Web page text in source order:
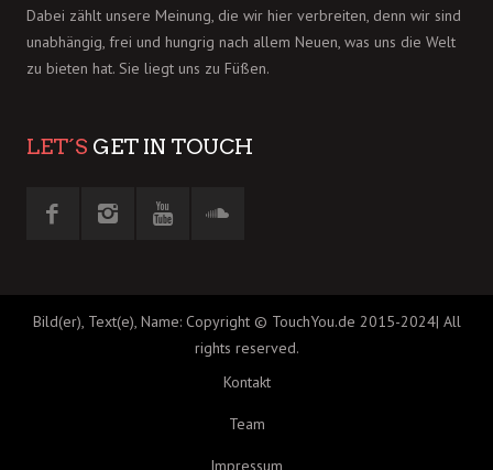
Dabei zählt unsere Meinung, die wir hier verbreiten, denn wir sind
unabhängig, frei und hungrig nach allem Neuen, was uns die Welt
zu bieten hat. Sie liegt uns zu Füßen.
LET´S GET IN TOUCH
Bild(er), Text(e), Name: Copyright © TouchYou.de 2015-2024| All
rights reserved.
Kontakt
Team
Impressum